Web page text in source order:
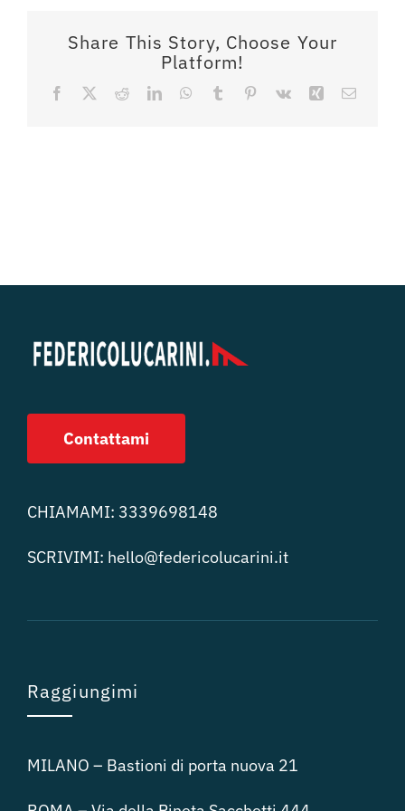
Share This Story, Choose Your
Platform!
Facebook RedditLinkedInWhatsApp
Tumblr Pinterest
Vk Xing Email
Contattami
CHIAMAMI: 3339698148
SCRIVIMI: hello@federicolucarini.it
Raggiungimi
MILANO – Bastioni di porta nuova 21